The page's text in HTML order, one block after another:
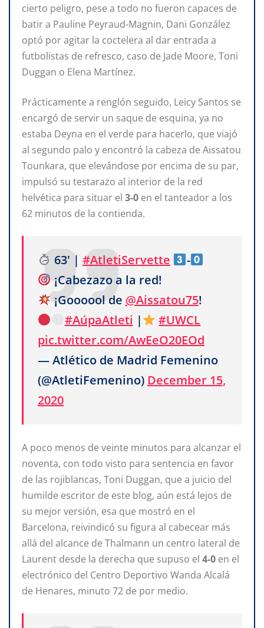
cierto peligro, pese a todo no fueron capaces de
batir a Pauline Peyraud-Magnin, Dani González
optó por agitar la coctelera al dar entrada a
futbolistas de refresco, caso de Jade Moore, Toni
Duggan o Elena Martínez.
Prácticamente a renglón seguido, Leicy Santos se
encargó de servir un saque de esquina, ya no
estaba Deyna en el verde para hacerlo, que viajó
al segundo palo y encontró la cabeza de Aissatou
Tounkara, que elevándose por encima de su par,
impulsó su testarazo al interior de la red
helvética para situar el 3-0 en el tanteador a los
62 minutos de la contienda.
63' | #AtletiServette
-
¡Cabezazo a la red!
¡Goooool de @Aissatou75!
#AúpaAtleti |
#UWCL
pic.twitter.com/AwEeO20EOd
— Atlético de Madrid Femenino
(@AtletiFemenino) December 15,
2020
A poco menos de veinte minutos para alcanzar el
noventa, con todo visto para sentencia en favor
de las rojiblancas, Toni Duggan, que a juicio del
humilde escritor de este blog, aún está lejos de
su mejor versión, esa que mostró en el
Barcelona, reivindicó su figura al cabecear más
allá del alcance de Thalmann un centro lateral de
Laurent desde la derecha que supuso el 4-0 en el
electrónico del Centro Deportivo Wanda Alcalá
de Henares, minuto 72 de por medio.